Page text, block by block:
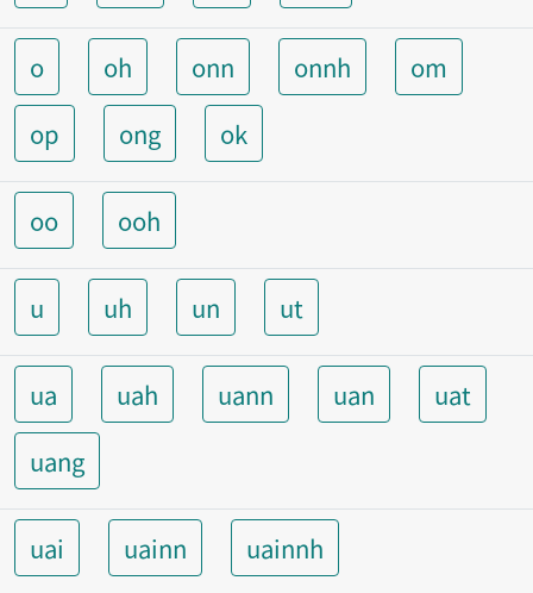
o oh onn onnh
om
op
ong ok
oo ooh
u uh un ut
ua uah uann uan
uat
uang
uai uainn uainnh